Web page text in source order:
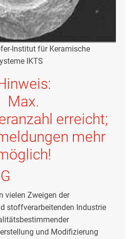
Institut für Keramische
IKTS
Max.
erreicht;
mehr
vielen Zweigen der
stoffverarbeitenden Industrie
und Modifizierung